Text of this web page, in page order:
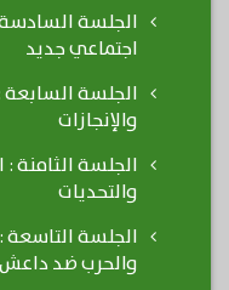
الجلسة السادسة
اجتماعي جديد
الجلسة السابعة
والإنجازات
الجلسة الثامنة
والتحديات
الجلسة التاسعة :
والحرب ضد داعش